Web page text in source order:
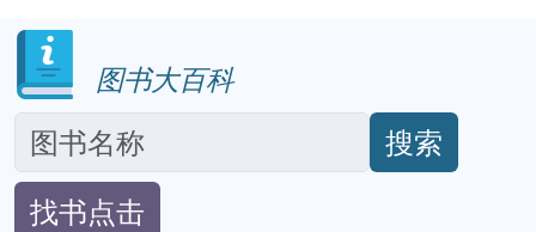
图书大百科
搜索
找书点击